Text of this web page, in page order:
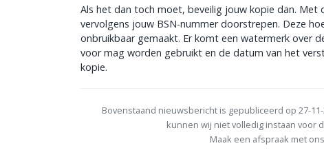
Als het dan toch moet, beveilig jouw kopie dan. Met
vervolgens jouw BSN-nummer doorstrepen. Deze
onbruikbaar gemaakt. Er komt een watermerk over
voor mag worden gebruikt en de datum van het
kopie.
Bovenstaand nieuwsbericht is gepubliceerd op 27-
kunnen wij niet volledig instaan voor
Maak een afspraak met